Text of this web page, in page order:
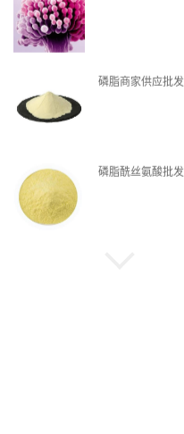
磷脂商家供应批发
磷脂酰丝氨酸批发